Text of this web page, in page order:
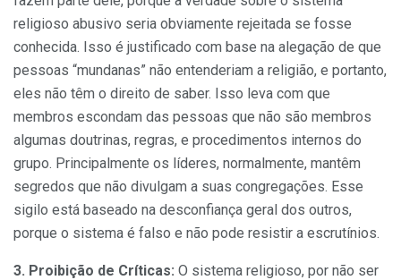
religioso abusivo seria obviamente rejeitada se fosse
conhecida. Isso é justificado com base na alegação de que
pessoas “mundanas” não entenderiam a religião, e portanto,
eles não têm o direito de saber. Isso leva com que
membros escondam das pessoas que não são membros
algumas doutrinas, regras, e procedimentos internos do
grupo. Principalmente os líderes, normalmente, mantêm
segredos que não divulgam a suas congregações. Esse
sigilo está baseado na desconfiança geral dos outros,
porque o sistema é falso e não pode resistir a escrutínios.
3. Proibição de Críticas: O sistema religioso, por não ser